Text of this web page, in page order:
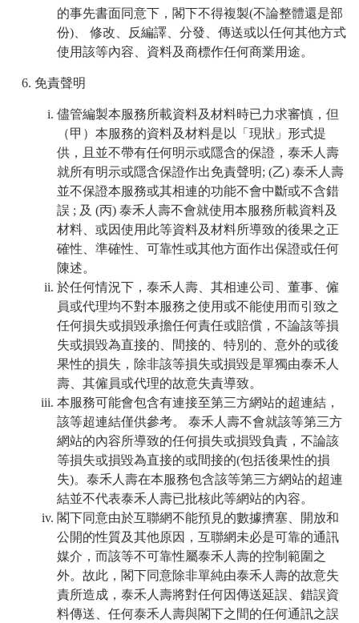
的事先書面同意下，閣下不得複製(不論整體還是部
份)、 修改、反編譯、分發、傳送或以任何其他方式
使用該等內容、資料及商標作任何商業用途。
免責聲明
儘管編製本服務所載資料及材料時已力求審慎，但
（甲）本服務的資料及材料是以「現狀」形式提
供，且並不帶有任何明示或隱含的保證，泰禾人壽
就所有明示或隱含保證作出免責聲明; (乙) 泰禾人壽
並不保證本服務或其相連的功能不會中斷或不含錯
誤 ; 及 (丙) 泰禾人壽不會就使用本服務所載資料及
材料、或因使用此等資料及材料所導致的後果之正
確性、準確性、可靠性或其他方面作出保證或任何
陳述。
於任何情況下，泰禾人壽、其相連公司、董事、僱
員或代理均不對本服務之使用或不能使用而引致之
任何損失或損毀承擔任何責任或賠償，不論該等損
失或損毀為直接的、間接的、特別的、意外的或後
果性的損失，除非該等損失或損毀是單獨由泰禾人
壽、其僱員或代理的故意失責導致。
本服務可能會包含有連接至第三方網站的超連結，
該等超連結僅供參考。 泰禾人壽不會就該等第三方
網站的內容所導致的任何損失或損毀負責，不論該
等損失或損毀為直接的或間接的(包括後果性的損
失)。泰禾人壽在本服務包含該等第三方網站的超連
結並不代表泰禾人壽已批核此等網站的內容。
閣下同意由於互聯網不能預見的數據擠塞、開放和
公開的性質及其他原因，互聯網未必是可靠的通訊
媒介，而該等不可靠性屬泰禾人壽的控制範圍之
外。故此，閣下同意除非單純由泰禾人壽的故意失
責所造成，泰禾人壽將對任何因傳送延誤、錯誤資
料傳送、任何泰禾人壽與閣下之間的任何通訊之誤